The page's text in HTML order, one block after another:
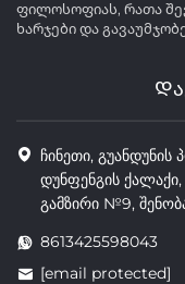
ფილოსოფიას, რათა
ხარჯები და
ჩინეთი, გუანდუნის
დუნფენგის
გამზირი №9,
8613425598043
[email protected]